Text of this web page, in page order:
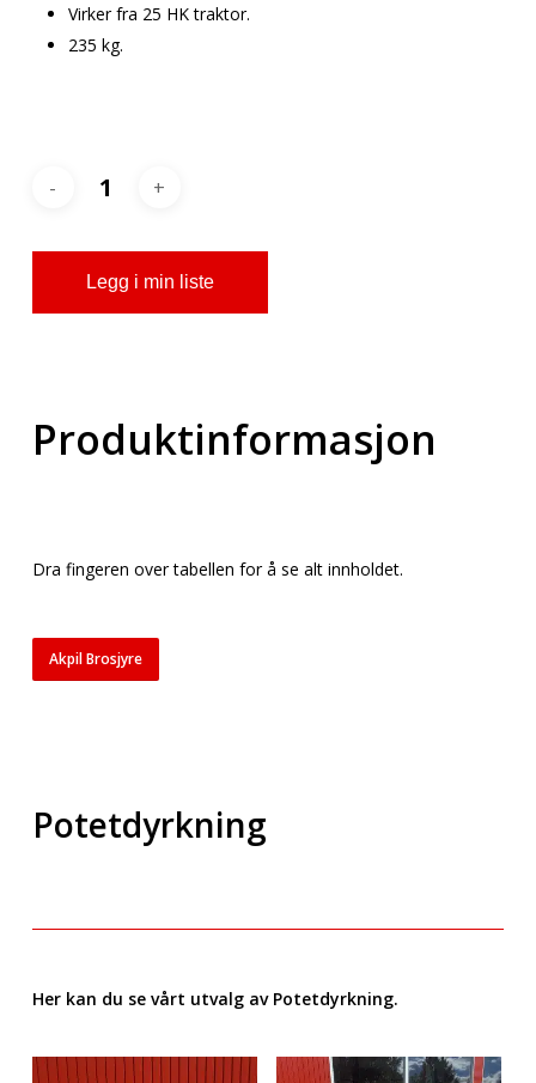
Virker fra 25 HK traktor.
235 kg.
Legg i min liste
Produktinformasjon
Dra fingeren over tabellen for å se alt innholdet.
Akpil Brosjyre
Potetdyrkning
Her kan du se vårt utvalg av Potetdyrkning.